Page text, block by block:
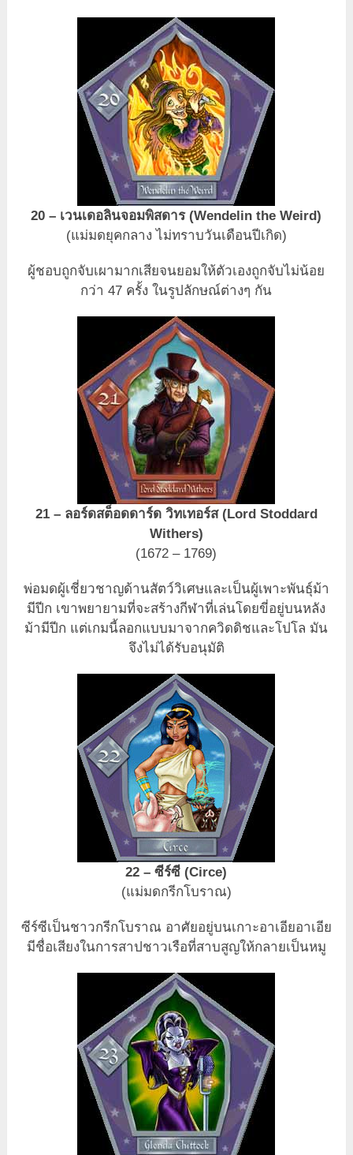
20 – เวนเดอลินจอมพิสดาร (Wendelin the Weird)
(แม่มดยุคกลาง ไม่ทราบวันเดือนปีเกิด)
ผู้ชอบถูกจับเผามากเสียจนยอมให้ตัวเองถูกจับไม่น้อย
กว่า 47 ครั้ง ในรูปลักษณ์ต่างๆ กัน
21 – ลอร์ดสต็อดดาร์ด วิทเทอร์ส (Lord Stoddard
Withers)
(1672 – 1769)
พ่อมดผู้เชี่ยวชาญด้านสัตว์วิเศษและเป็นผู้เพาะพันธุ์ม้า
มีปีก เขาพยายามที่จะสร้างกีฬาที่เล่นโดยขี่อยู่บนหลัง
ม้ามีปีก แต่เกมนี้ลอกแบบมาจากควิดดิชและโปโล มัน
จึงไม่ได้รับอนุมัติ
22 – ซีร์ซี (Circe)
(แม่มดกรีกโบราณ)
ซีร์ซีเป็นชาวกรีกโบราณ อาศัยอยู่บนเกาะอาเอียอาเอีย
มีชื่อเสียงในการสาปชาวเรือที่สาบสูญให้กลายเป็นหมู